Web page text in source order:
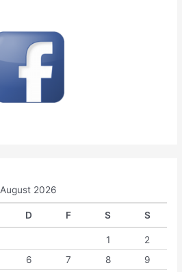
August 2026
D F S S
1
2
6 7 8
9